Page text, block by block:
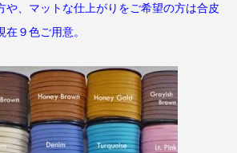
や、マットな仕上がりをご希望の方は合皮
９色ご用意。